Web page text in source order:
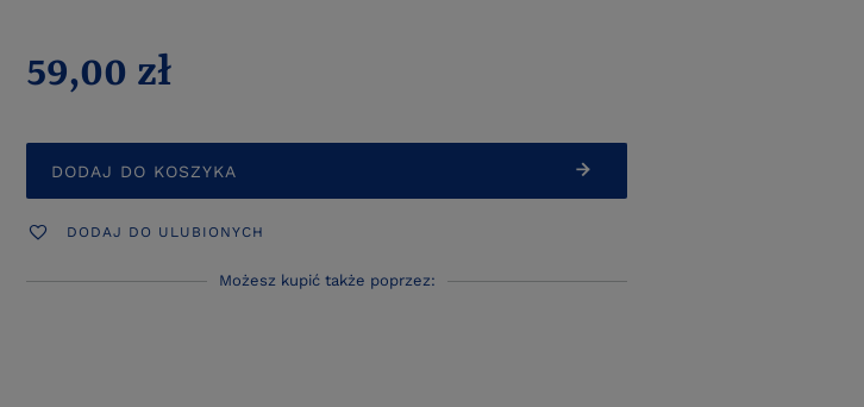
59,00 zł
DODAJ DO KOSZYKA
DODAJ DO ULUBIONYCH
Możesz kupić także poprzez: